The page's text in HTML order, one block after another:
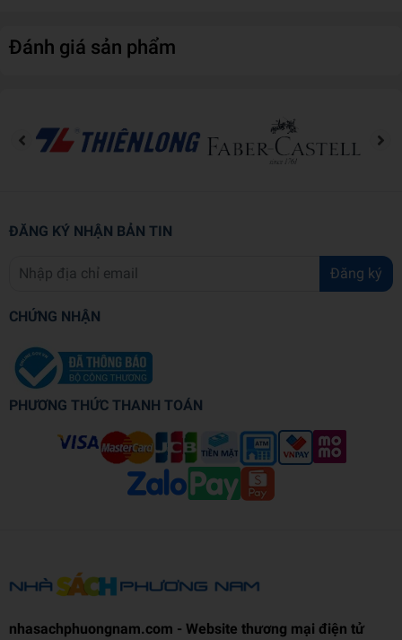
Đánh giá sản phẩm
ĐĂNG KÝ NHẬN BẢN TIN
Đăng ký
CHỨNG NHẬN
PHƯƠNG THỨC THANH TOÁN
nhasachphuongnam.com - Website thương mại điện tử